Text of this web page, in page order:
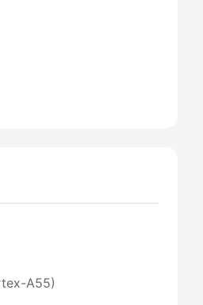
A55)